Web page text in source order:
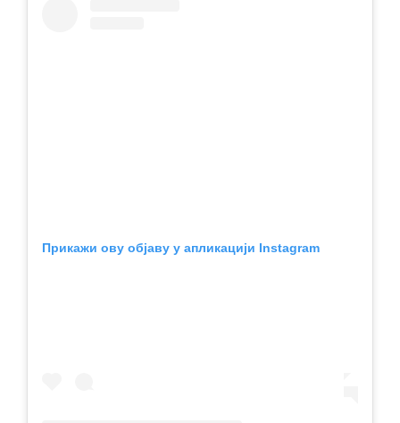
Прикажи ову објаву у апликацији Instagram